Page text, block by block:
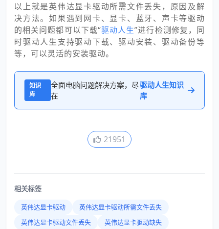
以上就是英伟达显卡驱动所需文件丢失，原因及解
决方法。如果遇到网卡、显卡、蓝牙、声卡等驱动
的相关问题都可以下载“驱动人生”进行检测修复，同
时驱动人生支持驱动下载、驱动安装、驱动备份等
等，可以灵活的安装驱动。
知识
库
全面电脑问题解决方案，尽
在
驱动人生知识
库
21951
相关标签
英伟达显卡驱动
英伟达显卡驱动所需文件丢失
英伟达显卡驱动文件丢失
英伟达显卡驱动缺失